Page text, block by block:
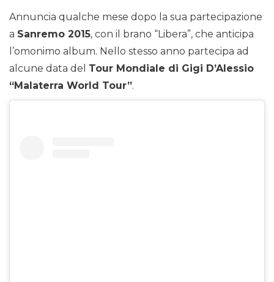
Annuncia qualche mese dopo la sua partecipazione
a Sanremo 2015, con il brano “Libera”, che anticipa
l’omonimo album. Nello stesso anno partecipa ad
alcune data del Tour Mondiale di Gigi D’Alessio
“Malaterra World Tour”.